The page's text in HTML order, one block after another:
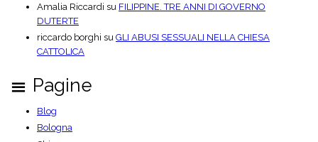
Amalia Riccardi su FILIPPINE. TRE ANNI DI GOVERNO
DUTERTE
riccardo borghi su GLI ABUSI SESSUALI NELLA CHIESA
CATTOLICA
Pagine
Blog
Bologna